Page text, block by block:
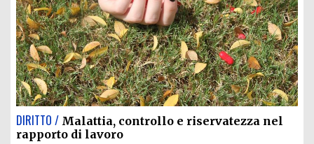
DIRITTO / Malattia, controllo e riservatezza nel
rapporto di lavoro